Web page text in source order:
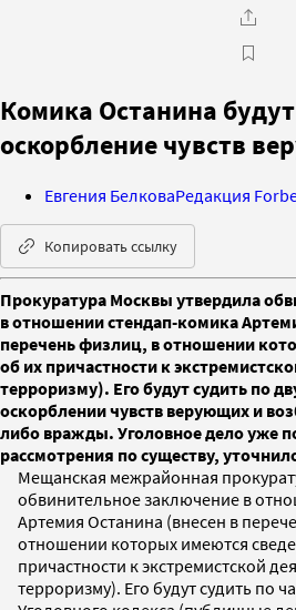
Комика Останина
оскорбление чувств
Евгения БелковаРедакция
Копировать ссылку
Прокуратура Москвы утвердила
в отношении стендап-комика
перечень физлиц, в отношении
об их причастности к
терроризму). Его будут судить по
оскорблении чувств верующих и
либо вражды. Уголовное дело уже
рассмотрения по существу,
Мещанская межрайонная
обвинительное заключение в
Артемия Останина (внесен в
отношении которых имеются
причастности к экстремистской
терроризму). Его будут судить по